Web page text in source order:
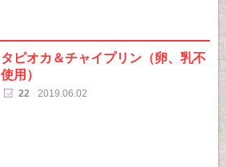
タピオカ＆チャイプリン（卵、乳不
使用）
22 2019.06.02